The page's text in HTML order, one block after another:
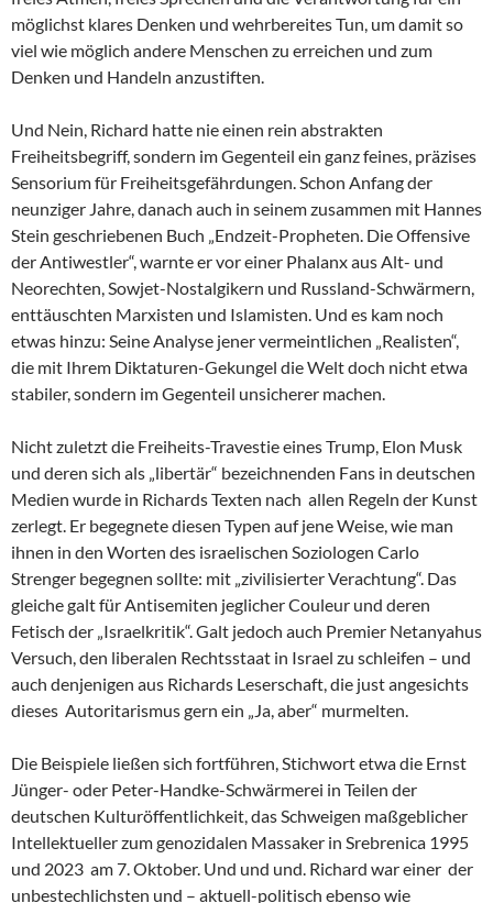
möglichst klares Denken und wehrbereites Tun, um damit so
viel wie möglich andere Menschen zu erreichen und zum
Denken und Handeln anzustiften.
Und Nein, Richard hatte nie einen rein abstrakten
Freiheitsbegriff, sondern im Gegenteil ein ganz feines, präzises
Sensorium für Freiheitsgefährdungen. Schon Anfang der
neunziger Jahre, danach auch in seinem zusammen mit Hannes
Stein geschriebenen Buch „Endzeit-Propheten. Die Offensive
der Antiwestler“, warnte er vor einer Phalanx aus Alt- und
Neorechten, Sowjet-Nostalgikern und Russland-Schwärmern,
enttäuschten Marxisten und Islamisten. Und es kam noch
etwas hinzu: Seine Analyse jener vermeintlichen „Realisten“,
die mit Ihrem Diktaturen-Gekungel die Welt doch nicht etwa
stabiler, sondern im Gegenteil unsicherer machen.
Nicht zuletzt die Freiheits-Travestie eines Trump, Elon Musk
und deren sich als „libertär“ bezeichnenden Fans in deutschen
Medien wurde in Richards Texten nach allen Regeln der Kunst
zerlegt. Er begegnete diesen Typen auf jene Weise, wie man
ihnen in den Worten des israelischen Soziologen Carlo
Strenger begegnen sollte: mit „zivilisierter Verachtung“. Das
gleiche galt für Antisemiten jeglicher Couleur und deren
Fetisch der „Israelkritik“. Galt jedoch auch Premier Netanyahus
Versuch, den liberalen Rechtsstaat in Israel zu schleifen – und
auch denjenigen aus Richards Leserschaft, die just angesichts
dieses Autoritarismus gern ein „Ja, aber“ murmelten.
Die Beispiele ließen sich fortführen, Stichwort etwa die Ernst
Jünger- oder Peter-Handke-Schwärmerei in Teilen der
deutschen Kulturöffentlichkeit, das Schweigen maßgeblicher
Intellektueller zum genozidalen Massaker in Srebrenica 1995
und 2023 am 7. Oktober. Und und und. Richard war einer der
unbestechlichsten und – aktuell-politisch ebenso wie